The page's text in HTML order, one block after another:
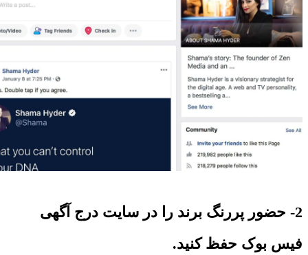
2- حضور پررنگ برند را در سایت درج آگهی
فیس بوک حفظ کنید.